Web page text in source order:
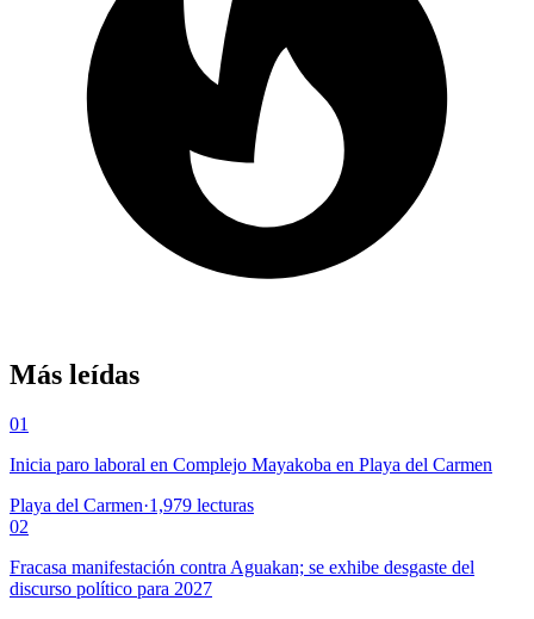
Más leídas
01
Inicia paro laboral en Complejo Mayakoba en Playa del Carmen
Playa del Carmen·1,979 lecturas
02
Fracasa manifestación contra Aguakan; se exhibe desgaste del
discurso político para 2027